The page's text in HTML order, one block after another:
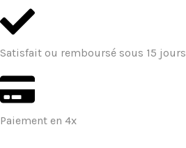
Satisfait ou remboursé sous 15 jours
Paiement en 4x